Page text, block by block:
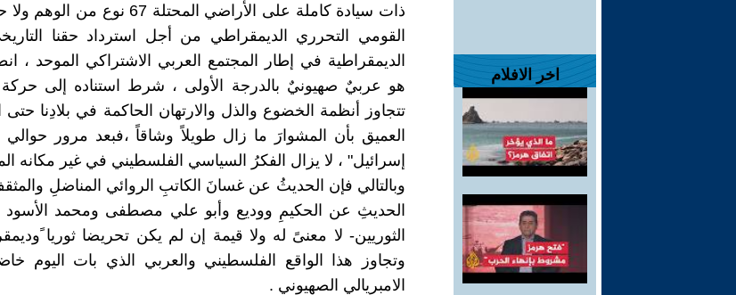
اخر الافلام
ذات سيادة كاملة على الأراضي
القومي التحرري الديمقراطي من أجل استرداد حقنا
الديمقراطية في إطار المجتمع العربي الاشتراكي الموحد ،
هو عربيٌ صهيونيٌ بالدرجة الأولى ، شرط استناده إلى حركة
تتجاوز أنظمة الخضوع والذل والارتهان الحاكمة في بلادِنا حتى
إسرائيل" ، لا يزال الفكرُ السياسي الفلسطيني في غير مكانه
وبالتالي فإن الحديثُ عن غسانَ الكاتبِ الروائي المناضلِ
الحديثِ عن الحكيمِ ووديع وأبو علي مصطفى ومحمد
الثوريين- لا معنىً له ولا قيمة إن لم يكن تحريضا ثوريا
وتجاوز هذا الواقع الفلسطيني والعربي الذي بات اليوم
الامبريالي الصهيوني .